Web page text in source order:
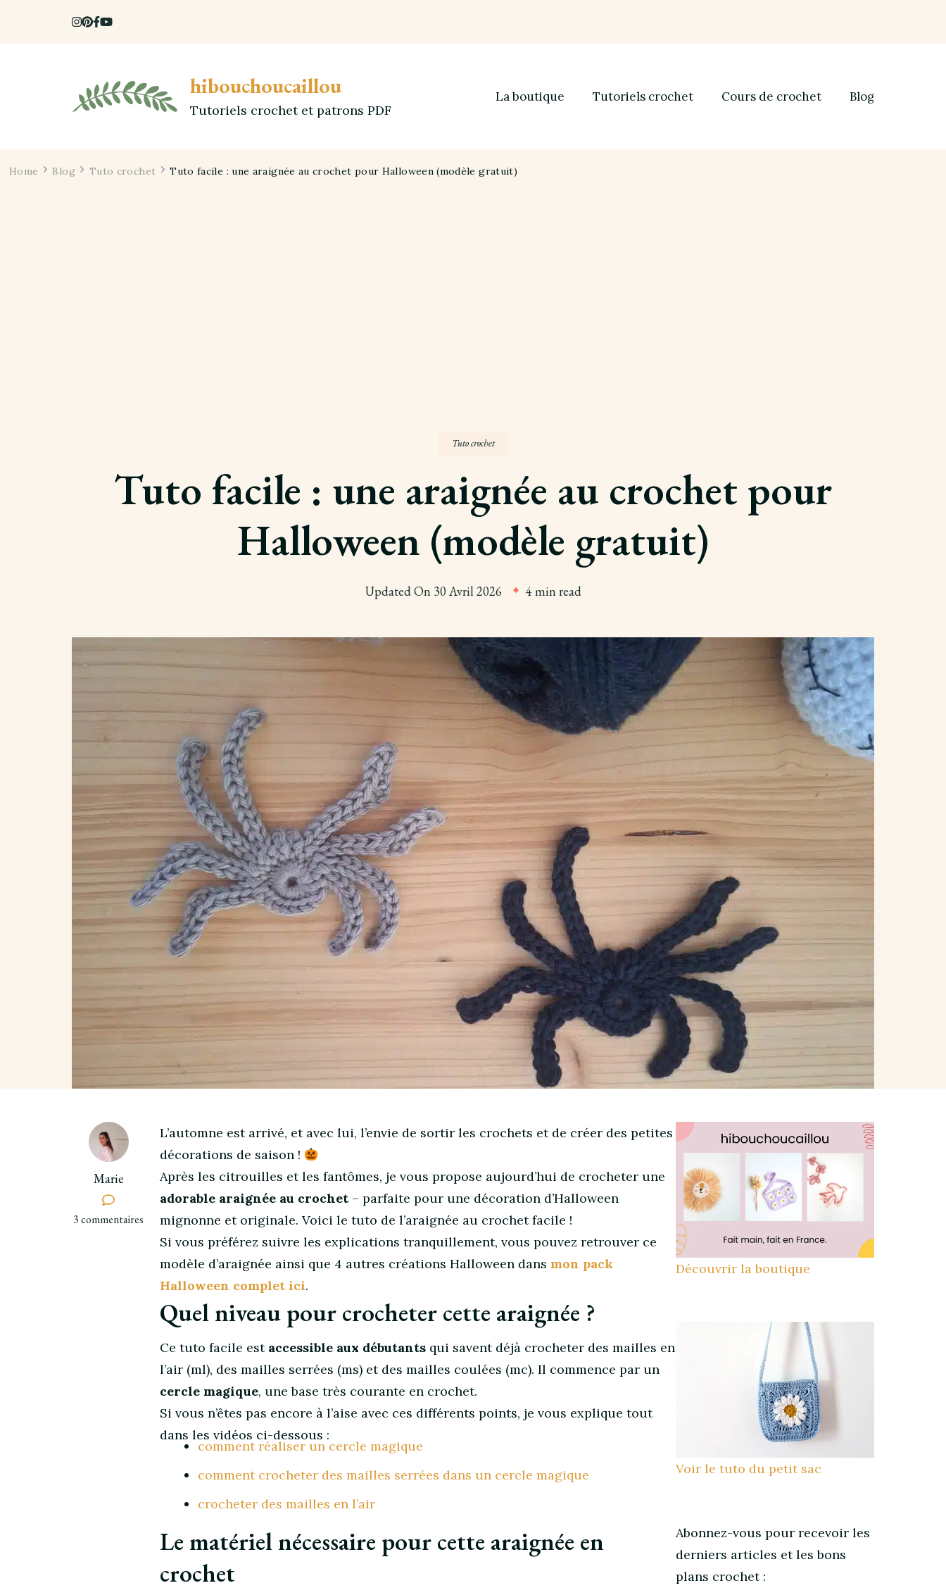
hibouchoucaillou
Tutoriels crochet et patrons PDF
La boutique Tutoriels crochet Cours de crochet Blog
Home Blog Tuto crochet Tuto facile : une araignée au crochet pour Halloween (modèle gratuit)
Tuto crochet
Tuto facile : une araignée au crochet pour
Halloween (modèle gratuit)
Updated On 30 Avril 2026 4 min read
Marie
3 commentaires
sur
L’automne est arrivé, et avec lui, l’envie de sortir les crochets et de créer des petites
décorations de saison !
Après les citrouilles et les fantômes, je vous propose aujourd’hui de crocheter une
adorable araignée au crochet – parfaite pour une décoration d’Halloween
mignonne et originale. Voici le tuto de l’araignée au crochet facile !
Si vous préférez suivre les explications tranquillement, vous pouvez retrouver ce
modèle d’araignée ainsi que 4 autres créations Halloween dans mon pack
Halloween complet ici.
Quel niveau pour crocheter cette araignée ?
Ce tuto facile est accessible aux débutants qui savent déjà crocheter des mailles en
l’air (ml), des mailles serrées (ms) et des mailles coulées (mc). Il commence par un
cercle magique, une base très courante en crochet.
Si vous n’êtes pas encore à l’aise avec ces différents points, je vous explique tout
dans les vidéos ci-dessous :
comment réaliser un cercle magique
comment crocheter des mailles serrées dans un cercle magique
crocheter des mailles en l’air
Le matériel nécessaire pour cette araignée en
crochet
Découvrir la boutique
Voir le tuto du petit sac
Abonnez-vous pour recevoir les
derniers articles et les bons
plans crochet :